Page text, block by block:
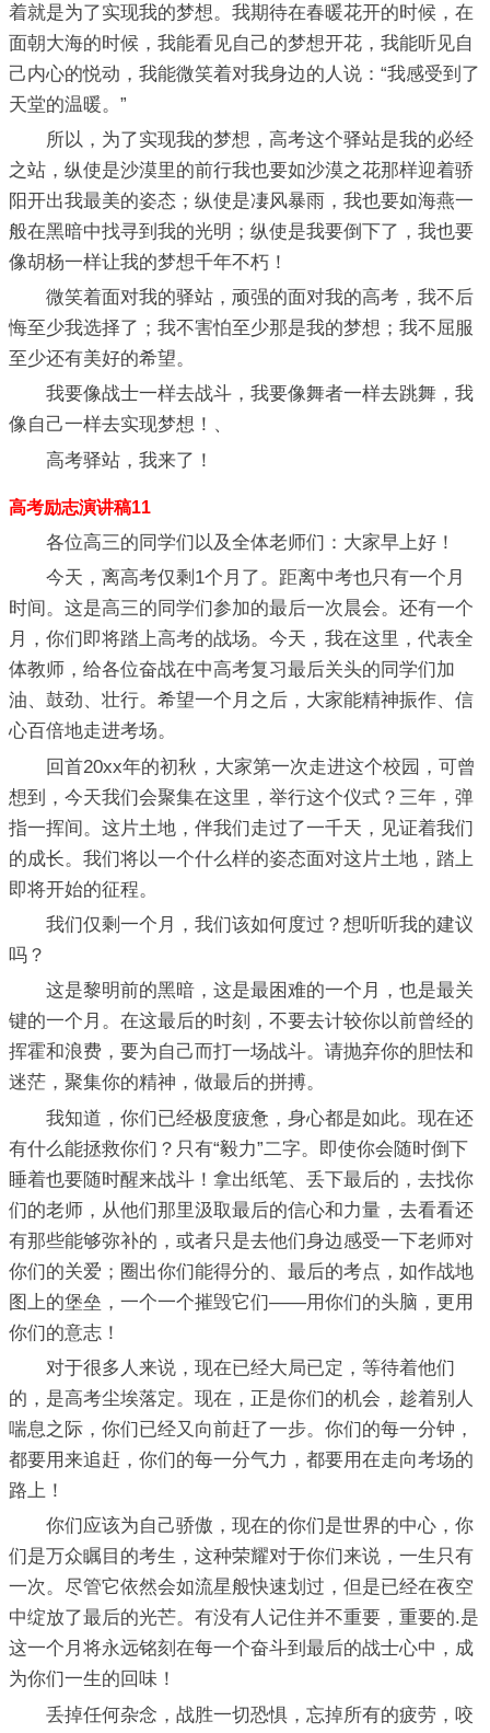
着就是为了实现我的梦想。我期待在春暖花开的时候，在
面朝大海的时候，我能看见自己的梦想开花，我能听见自
己内心的悦动，我能微笑着对我身边的人说：“我感受到了
天堂的温暖。”
所以，为了实现我的梦想，高考这个驿站是我的必经
之站，纵使是沙漠里的前行我也要如沙漠之花那样迎着骄
阳开出我最美的姿态；纵使是凄风暴雨，我也要如海燕一
般在黑暗中找寻到我的光明；纵使是我要倒下了，我也要
像胡杨一样让我的梦想千年不朽！
微笑着面对我的驿站，顽强的面对我的高考，我不后
悔至少我选择了；我不害怕至少那是我的梦想；我不屈服
至少还有美好的希望。
我要像战士一样去战斗，我要像舞者一样去跳舞，我
像自己一样去实现梦想！、
高考驿站，我来了！
高考励志演讲稿11
各位高三的同学们以及全体老师们：大家早上好！
今天，离高考仅剩1个月了。距离中考也只有一个月
时间。这是高三的同学们参加的最后一次晨会。还有一个
月，你们即将踏上高考的战场。今天，我在这里，代表全
体教师，给各位奋战在中高考复习最后关头的同学们加
油、鼓劲、壮行。希望一个月之后，大家能精神振作、信
心百倍地走进考场。
回首20xx年的初秋，大家第一次走进这个校园，可曾
想到，今天我们会聚集在这里，举行这个仪式？三年，弹
指一挥间。这片土地，伴我们走过了一千天，见证着我们
的成长。我们将以一个什么样的姿态面对这片土地，踏上
即将开始的征程。
我们仅剩一个月，我们该如何度过？想听听我的建议
吗？
这是黎明前的黑暗，这是最困难的一个月，也是最关
键的一个月。在这最后的时刻，不要去计较你以前曾经的
挥霍和浪费，要为自己而打一场战斗。请抛弃你的胆怯和
迷茫，聚集你的精神，做最后的拼搏。
我知道，你们已经极度疲惫，身心都是如此。现在还
有什么能拯救你们？只有“毅力”二字。即使你会随时倒下
睡着也要随时醒来战斗！拿出纸笔、丢下最后的，去找你
们的老师，从他们那里汲取最后的信心和力量，去看看还
有那些能够弥补的，或者只是去他们身边感受一下老师对
你们的关爱；圈出你们能得分的、最后的考点，如作战地
图上的堡垒，一个一个摧毁它们——用你们的头脑，更用
你们的意志！
对于很多人来说，现在已经大局已定，等待着他们
的，是高考尘埃落定。现在，正是你们的机会，趁着别人
喘息之际，你们已经又向前赶了一步。你们的每一分钟，
都要用来追赶，你们的每一分气力，都要用在走向考场的
路上！
你们应该为自己骄傲，现在的你们是世界的中心，你
们是万众瞩目的考生，这种荣耀对于你们来说，一生只有
一次。尽管它依然会如流星般快速划过，但是已经在夜空
中绽放了最后的光芒。有没有人记住并不重要，重要的.是
这一个月将永远铭刻在每一个奋斗到最后的战士心中，成
为你们一生的回味！
丢掉任何杂念，战胜一切恐惧，忘掉所有的疲劳，咬